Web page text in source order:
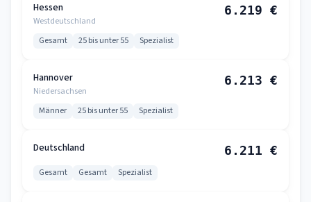
Hessen
Westdeutschland
6.219 €
Gesamt 25 bis unter 55 Spezialist
Hannover
Niedersachsen
6.213 €
Männer 25 bis unter 55 Spezialist
Deutschland 6.211 €
Gesamt Gesamt Spezialist